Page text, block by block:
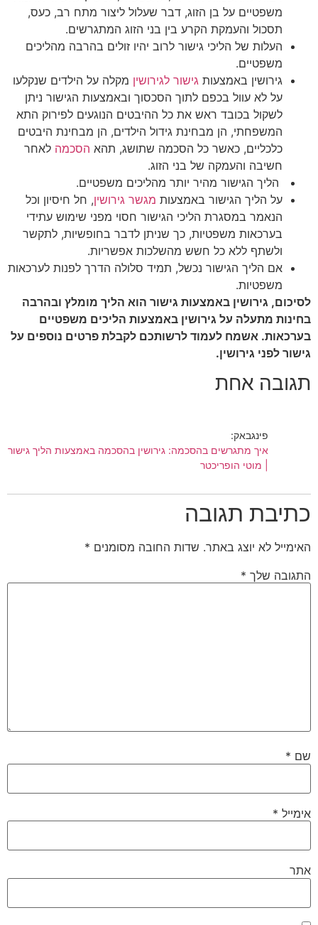
משפטיים על בן הזוג, דבר שעלול ליצור מתח רב, כעס,
תסכול והעמקת הקרע בין בני הזוג המתגרשים.
העלות של הליכי גישור לרוב יהיו זולים בהרבה מהליכים
משפטיים.
גירושין באמצעות גישור לגירושין מקלה על הילדים שנקלעו
על לא עוול בכפם לתוך הסכסוך ובאמצעות הגישור ניתן
לשקול בכובד ראש את כל ההיבטים הנוגעים לפירוק התא
המשפחתי, הן מבחינת גידול הילדים, הן מבחינת היבטים
כלכליים, כאשר כל הסכמה שתושג, תהא הסכמה לאחר
חשיבה והעמקה של בני הזוג.
הליך הגישור מהיר יותר מהליכים משפטיים.
על הליך הגישור באמצעות מגשר גירושין, חל חיסיון וכל
הנאמר במסגרת הליכי הגישור חסוי מפני שימוש עתידי
בערכאות משפטיות, כך שניתן לדבר בחופשיות, לתקשר
ולשתף ללא כל חשש מהשלכות אפשריות.
אם הליך הגישור נכשל, תמיד סלולה הדרך לפנות לערכאות
משפטיות.
לסיכום, גירושין באמצעות גישור הוא הליך מומלץ ובהרבה
בחינות מתעלה על גירושין באמצעות הליכים משפטיים
בערכאות. אשמח לעמוד לרשותכם לקבלת פרטים נוספים על
גישור לפני גירושין.
תגובה אחת
פינגבאק:
איך מתגרשים בהסכמה: גירושין בהסכמה באמצעות הליך גישור
| מוטי הופריכטר
כתיבת תגובה
האימייל לא יוצג באתר. שדות החובה מסומנים *
התגובה שלך *
שם *
אימייל *
אתר